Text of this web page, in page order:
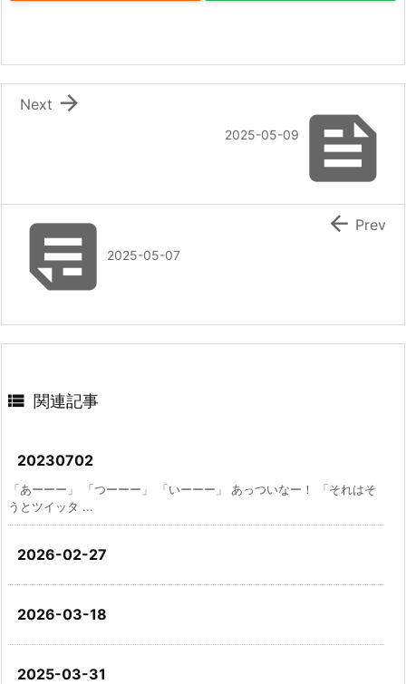

2025-05-09

Next
2025-05-07
 Prev
 関連記事
20230702
「あーーー」 「つーーー」 「いーーー」 あっついなー！ 「それはそ
うとツイッタ ...
2026-02-27
2026-03-18
2025-03-31